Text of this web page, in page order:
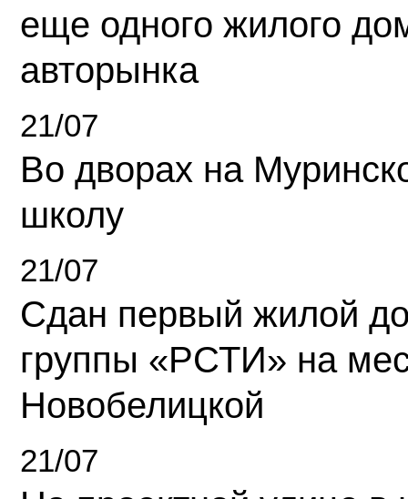
еще одного жилого
авторынка
21/07
Во дворах на
школу
21/07
Сдан первый жилой
группы «РСТИ» на
Новобелицкой
21/07